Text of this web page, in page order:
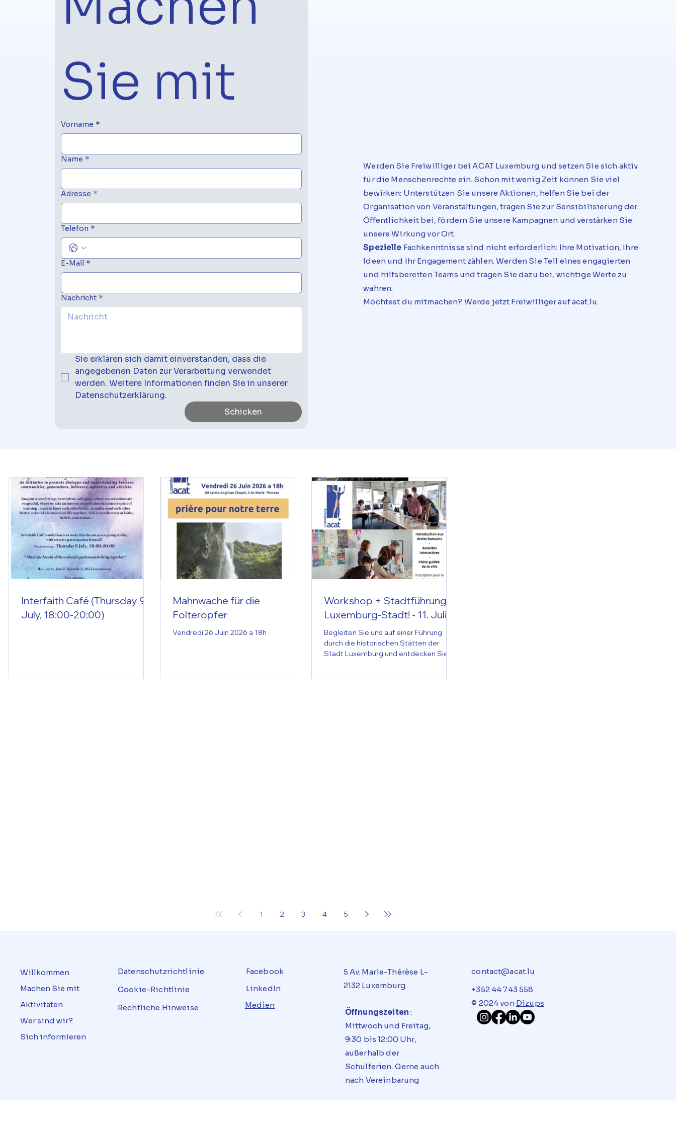
Sie mit
Vorname *
Name *
Adresse *
Telefon *
E-Mail *
Nachricht *
Sie erklären sich damit einverstanden, dass die
angegebenen Daten zur Verarbeitung verwendet
werden. Weitere Informationen finden Sie in unserer
Datenschutzerklärung.
Schicken
Werden Sie Freiwilliger bei ACAT Luxemburg und setzen Sie sich aktiv
für die Menschenrechte ein. Schon mit wenig Zeit können Sie viel
bewirken: Unterstützen Sie unsere Aktionen, helfen Sie bei der
Organisation von Veranstaltungen, tragen Sie zur Sensibilisierung der
Öffentlichkeit bei, fördern Sie unsere Kampagnen und verstärken Sie
unsere Wirkung vor Ort.
Spezielle Fachkenntnisse sind nicht erforderlich: Ihre Motivation, Ihre
Ideen und Ihr Engagement zählen. Werden Sie Teil eines engagierten
und hilfsbereiten Teams und tragen Sie dazu bei, wichtige Werte zu
wahren.
Möchtest du mitmachen? Werde jetzt Freiwilliger auf acat.lu.
Interfaith Café (Thursday 9
July, 18:00-20:00)
Mahnwache für die
Folteropfer
Vendredi 26 Juin 2026 a 18h
Workshop + Stadtführung in
Luxemburg-Stadt! - 11. Juli
Begleiten Sie uns auf einer Führung
durch die historischen Stätten der
Stadt Luxemburg und entdecken Sie
1 2 3 4 5
Willkommen
Machen Sie mit
Aktivitäten
Wer sind wir?
Sich informieren
Datenschutzrichtlinie
Cookie-Richtlinie
Rechtliche Hinweise
Facebook
LinkedIn
Medien
5 Av. Marie-Thérèse L-
2132 Luxemburg
Öffnungszeiten :
Mittwoch und Freitag,
9:30 bis 12:00 Uhr,
außerhalb der
Schulferien. Gerne auch
nach Vereinbarung
contact@acat.lu
+352 44 743 558
© 2024 von Dizups